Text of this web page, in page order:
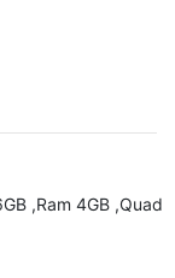
,Ram 4GB ,Quad